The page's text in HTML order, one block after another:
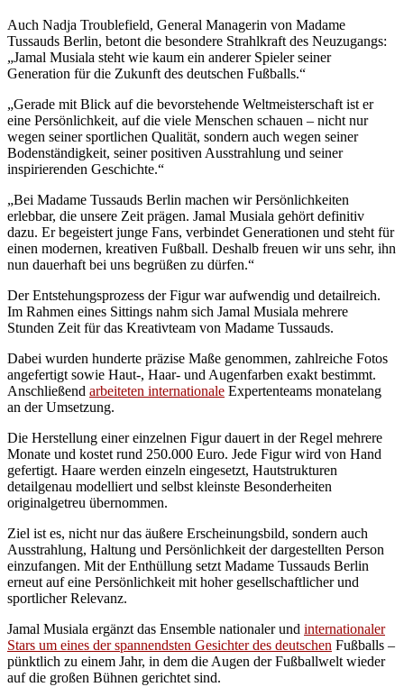
Auch Nadja Troublefield, General Managerin von Madame
Tussauds Berlin, betont die besondere Strahlkraft des Neuzugangs:
„Jamal Musiala steht wie kaum ein anderer Spieler seiner
Generation für die Zukunft des deutschen Fußballs.“
„Gerade mit Blick auf die bevorstehende Weltmeisterschaft ist er
eine Persönlichkeit, auf die viele Menschen schauen – nicht nur
wegen seiner sportlichen Qualität, sondern auch wegen seiner
Bodenständigkeit, seiner positiven Ausstrahlung und seiner
inspirierenden Geschichte.“
„Bei Madame Tussauds Berlin machen wir Persönlichkeiten
erlebbar, die unsere Zeit prägen. Jamal Musiala gehört definitiv
dazu. Er begeistert junge Fans, verbindet Generationen und steht für
einen modernen, kreativen Fußball. Deshalb freuen wir uns sehr, ihn
nun dauerhaft bei uns begrüßen zu dürfen.“
Der Entstehungsprozess der Figur war aufwendig und detailreich.
Im Rahmen eines Sittings nahm sich Jamal Musiala mehrere
Stunden Zeit für das Kreativteam von Madame Tussauds.
Dabei wurden hunderte präzise Maße genommen, zahlreiche Fotos
angefertigt sowie Haut-, Haar- und Augenfarben exakt bestimmt.
Anschließend arbeiteten internationale Expertenteams monatelang
an der Umsetzung.
Die Herstellung einer einzelnen Figur dauert in der Regel mehrere
Monate und kostet rund 250.000 Euro. Jede Figur wird von Hand
gefertigt. Haare werden einzeln eingesetzt, Hautstrukturen
detailgenau modelliert und selbst kleinste Besonderheiten
originalgetreu übernommen.
Ziel ist es, nicht nur das äußere Erscheinungsbild, sondern auch
Ausstrahlung, Haltung und Persönlichkeit der dargestellten Person
einzufangen. Mit der Enthüllung setzt Madame Tussauds Berlin
erneut auf eine Persönlichkeit mit hoher gesellschaftlicher und
sportlicher Relevanz.
Jamal Musiala ergänzt das Ensemble nationaler und internationaler
Stars um eines der spannendsten Gesichter des deutschen Fußballs –
pünktlich zu einem Jahr, in dem die Augen der Fußballwelt wieder
auf die großen Bühnen gerichtet sind.